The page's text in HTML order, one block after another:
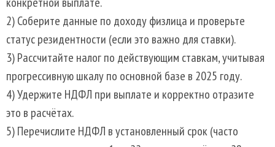
2) Соберите данные по доходу физлица и проверьте
статус резидентности (если это важно для ставки).
3) Рассчитайте налог по действующим ставкам, учитывая
прогрессивную шкалу по основной базе в 2025 году.
4) Удержите НДФЛ при выплате и корректно отразите
это в расчётах.
5) Перечислите НДФЛ в установленный срок (часто